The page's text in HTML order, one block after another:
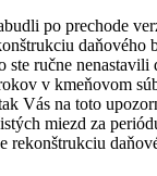
po prechode
daňového
ste ručne nenastavili
v kmeňovom
Vás na toto
miezd za
rekonštrukciu